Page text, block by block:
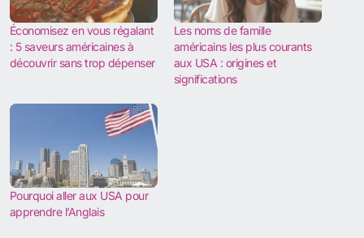
Économisez en vous régalant
: 5 saveurs américaines à
découvrir sans trop dépenser
Les noms de famille
américains les plus courants
aux USA : origines et
significations
Pourquoi aller aux USA pour
apprendre l’Anglais